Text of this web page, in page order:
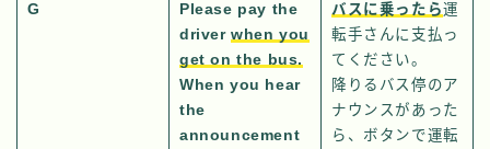
G
Please pay the
driverwhen you
get on the bus.
When you hear
the
announcement
バスに乗ったら運
転手さんに支払っ
てください。
降りるバス停のア
ナウンスがあった
ら、ボタンで運転